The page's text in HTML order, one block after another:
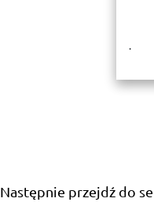
.
Następnie przejdź do